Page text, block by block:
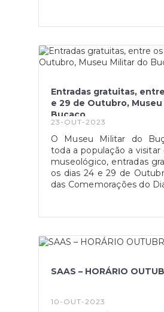
Entradas gratuitas, entre os dias 24
e 29 de Outubro, Museu Militar do
Buçaco
23-OUT-2023
O Museu Militar do
toda a população a visitar
museológico, entradas
os dias 24 e 29 de
das Comemorações do
SAAS – HORÁRIO
10-OUT-2023